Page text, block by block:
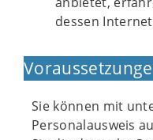
dessen
Sie können mit
Personalausweis